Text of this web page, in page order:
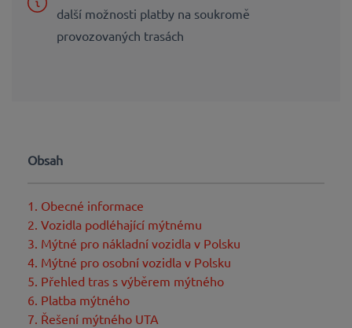
další možnosti platby na soukromě
provozovaných trasách
Obsah
1. Obecné informace
2. Vozidla podléhající mýtnému
3. Mýtné pro nákladní vozidla v Polsku
4. Mýtné pro osobní vozidla v Polsku
5. Přehled tras s výběrem mýtného
6. Platba mýtného
7. Řešení mýtného UTA